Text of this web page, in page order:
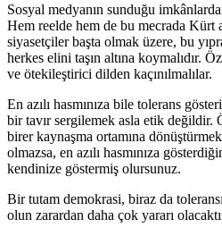
Sosyal medyanın sunduğu
Hem reelde hem de bu mecrada Kürt
siyasetçiler başta olmak üzere, bu
herkes elini taşın altına koymalıdır.
ve ötekileştirici dilden kaçınılmalılar.
En azılı hasmınıza bile tolerans
bir tavır sergilemek asla etik değildir.
birer kaynaşma ortamına
olmazsa, en azılı hasmınıza
kendinize göstermiş olursunuz.
Bir tutam demokrasi, biraz da
olun zarardan daha çok yararı